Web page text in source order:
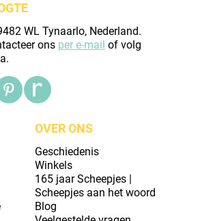
WL Tynaarlo, Nederland.
ons per e-mail of volg
OVER ONS
Geschiedenis
Winkels
165 jaar Scheepjes |
Scheepjes aan het woord
Blog